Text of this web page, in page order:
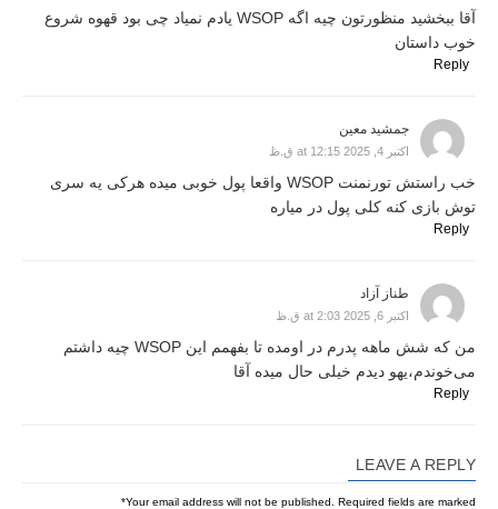
آقا ببخشید منظورتون چیه اگه WSOP یادم نمیاد چی بود قهوه شروع
خوب داستان
Reply
جمشید معین
اکتبر 4, 2025 at 12:15 ق.ظ
خب راستش تورنمنت WSOP واقعا پول خوبی میده هرکی یه سری
توش بازی کنه کلی پول در میاره
Reply
طناز آزاد
اکتبر 6, 2025 at 2:03 ق.ظ
من که شش ماهه پدرم در اومده تا بفهمم این WSOP چیه داشتم
می‌خوندم،یهو دیدم خیلی حال میده آقا
Reply
LEAVE A REPLY
Your email address will not be published. Required fields are marked
*